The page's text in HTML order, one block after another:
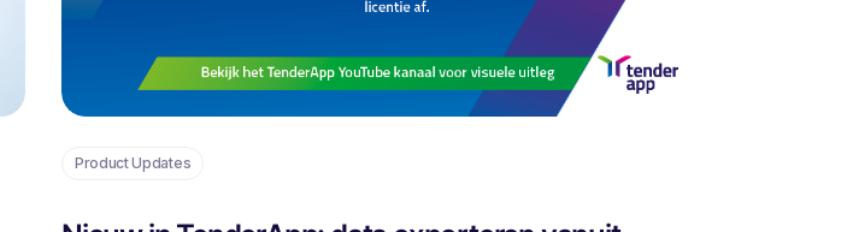
Product Updates